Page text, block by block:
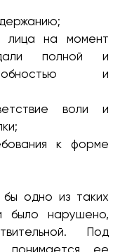
лица на момент
полной и
и
воли и
к форме
одно из таких
было нарушено,
Под
понимается ее